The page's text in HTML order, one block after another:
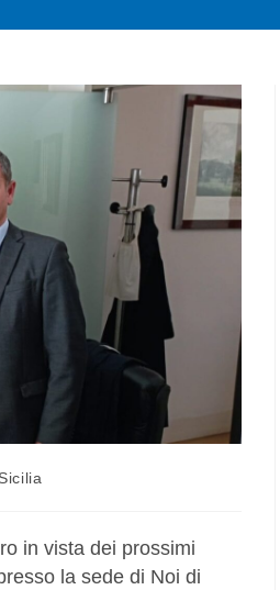
in vista dei prossimi
la sede di Noi di